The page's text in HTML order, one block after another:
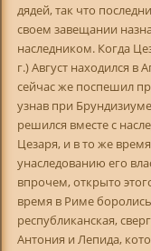
дядей, так что
своем завещании
наследником. Когда
г.) Август находился в
сейчас же поспешил
узнав при
решился вместе с
Цезаря, и в то же
унаследованию его
впрочем, открыто
время в Риме
республиканская,
Антония и Лепида,